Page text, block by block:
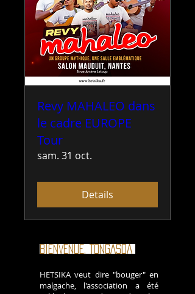
Revy MAHALEO dans
le cadre EUROPE
Tour
sam. 31 oct.
Details
BIENVENUE, TONGASOA
HETSIKA veut dire "bouger" en
malgache, l'association a été